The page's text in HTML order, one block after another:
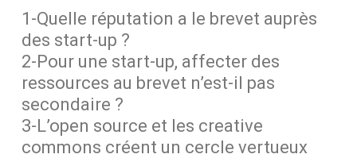
1-Quelle réputation a le brevet auprès
des start-up ?
2-Pour une start-up, affecter des
ressources au brevet n’est-il pas
secondaire ?
3-L’open source et les creative
commons créent un cercle vertueux